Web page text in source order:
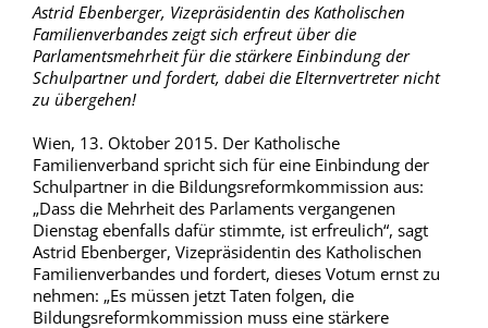
Astrid Ebenberger, Vizepräsidentin des Katholischen
Familienverbandes zeigt sich erfreut über die
Parlamentsmehrheit für die stärkere Einbindung der
Schulpartner und fordert, dabei die Elternvertreter nicht
zu übergehen!
Wien, 13. Oktober 2015. Der Katholische
Familienverband spricht sich für eine Einbindung der
Schulpartner in die Bildungsreformkommission aus:
„Dass die Mehrheit des Parlaments vergangenen
Dienstag ebenfalls dafür stimmte, ist erfreulich“, sagt
Astrid Ebenberger, Vizepräsidentin des Katholischen
Familienverbandes und fordert, dieses Votum ernst zu
nehmen: „Es müssen jetzt Taten folgen, die
Bildungsreformkommission muss eine stärkere